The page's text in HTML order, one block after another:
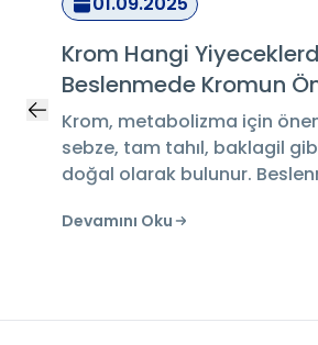
Beta Glukan Cilt
Tercih Ediliyor?
Beta glukan cilt bakımında
ediliyor? Nemlendirme,
desteği üzerine genel bilgiler
Devamını Oku